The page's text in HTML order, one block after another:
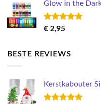
Glow in the
Gewaardeerd
€ 2,95
BESTE REVIEWS
Kerstkabouter